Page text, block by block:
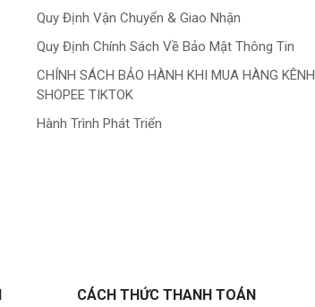
Quy Định Vận Chuyển & Giao Nhận
Quy Định Chính Sách Về Bảo Mật Thông Tin
CHÍNH SÁCH BẢO HÀNH KHI MUA HÀNG KÊNH
SHOPEE TIKTOK
Hành Trình Phát Triển
CÁCH THỨC THANH TOÁN